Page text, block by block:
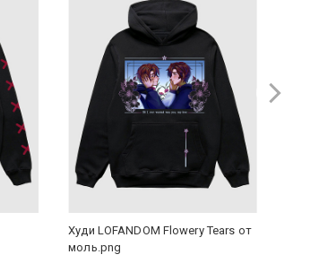
Худи LOFANDOM Flowery Tears от
моль.png